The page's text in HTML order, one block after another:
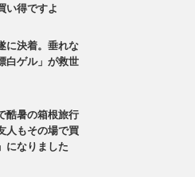
い得ですよ
に決着。垂れな
白ゲル」が救世
酷暑の箱根旅行
人もその場で買
になりました